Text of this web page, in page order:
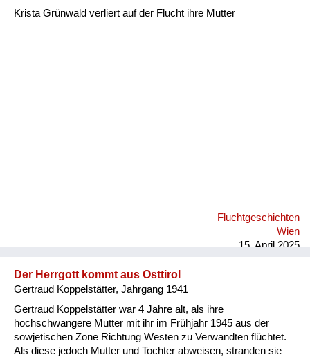
Krista Grünwald verliert auf der Flucht ihre Mutter
Fluchtgeschichten
Wien
15. April 2025
Der Herrgott kommt aus Osttirol
Gertraud Koppelstätter, Jahrgang 1941
Gertraud Koppelstätter war 4 Jahre alt, als ihre
hochschwangere Mutter mit ihr im Frühjahr 1945 aus der
sowjetischen Zone Richtung Westen zu Verwandten flüchtet.
Als diese jedoch Mutter und Tochter abweisen, stranden sie